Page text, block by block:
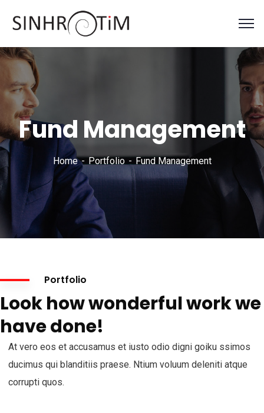
Fund Management
Home Portfolio Fund Management
Portfolio
Look how wonderful work we
have done!
At vero eos et accusamus et iusto odio digni goiku ssimos
ducimus qui blanditiis praese. Ntium voluum deleniti atque
corrupti quos.